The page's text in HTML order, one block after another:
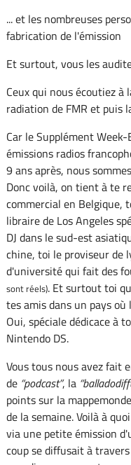
... et les nombreuses
fabrication de l'émission
Et surtout, vous les
Ceux qui nous écoutiez à
radiation de FMR et puis
Car le Supplément
émissions radios
9 ans après, nous
Donc voilà, on tient à te
commercial en Belgique,
libraire de Los Angeles
DJ dans le sud-est
chine, toi le proviseur de
d'université qui fait des
sont réels). Et surtout toi
tes amis dans un pays
Oui, spéciale dédicace à
Nintendo DS.
Vous tous nous avez fait
de podcast , la
points sur la
de la semaine. Voilà à
via une petite émission
coup se diffusait à